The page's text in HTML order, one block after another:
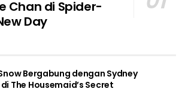
Chan di Spider-
Day
Bergabung dengan Sydney
The Housemaid’s Secret